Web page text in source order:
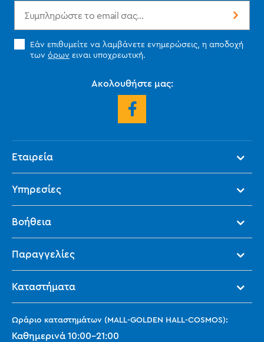
Εάν επιθυμείτε να λαμβάνετε ενημερώσεις, η αποδοχή
των όρων ειναι υποχρεωτική.
Ακολουθήστε μας:
Εταιρεία
Υπηρεσίες
Βοήθεια
Παραγγελίες
Καταστήματα
Ωράριο καταστημάτων (MALL-GOLDEN HALL-COSMOS):
Καθημερινά 10:00-21:00